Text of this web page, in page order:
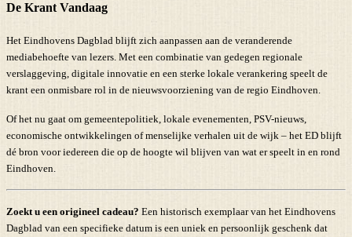
De Krant Vandaag
Het Eindhovens Dagblad blijft zich aanpassen aan de veranderende
mediabehoefte van lezers. Met een combinatie van gedegen regionale
verslaggeving, digitale innovatie en een sterke lokale verankering speelt de
krant een onmisbare rol in de nieuwsvoorziening van de regio Eindhoven.
Of het nu gaat om gemeentepolitiek, lokale evenementen, PSV-nieuws,
economische ontwikkelingen of menselijke verhalen uit de wijk – het ED blijft
dé bron voor iedereen die op de hoogte wil blijven van wat er speelt in en rond
Eindhoven.
Zoekt u een origineel cadeau? Een historisch exemplaar van het Eindhovens
Dagblad van een specifieke datum is een uniek en persoonlijk geschenk dat